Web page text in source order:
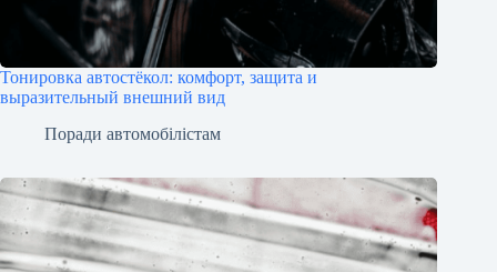
Тонировка автостёкол: комфорт, защита и
выразительный внешний вид
Поради автомобілістам